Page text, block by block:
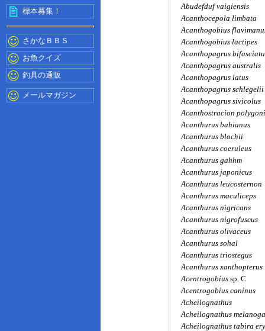
標本募集！
さかなＢＢＳ
お魚クイズ
釣具の通販
メールマガジン
Abudefduf vaigiensis
Acanthocepola limbata
Acanthogobius
Acanthogobius lactipes
Acanthopagrus
Acanthopagrus australis
Acanthopagrus latus
Acanthopagrus schlegelii
Acanthopagrus sivicolus
Acanthostracion
Acanthurus bahianus
Acanthurus blochii
Acanthurus coeruleus
Acanthurus gahhm
Acanthurus japonicus
Acanthurus leucosternon
Acanthurus maculiceps
Acanthurus nigricans
Acanthurus nigrofuscus
Acanthurus olivaceus
Acanthurus sohal
Acanthurus triostegus
Acanthurus xanthopterus
Acentrogobius sp. C
Acentrogobius caninus
Acheilognathus
Acheilognathus
Acheilognathus tabira